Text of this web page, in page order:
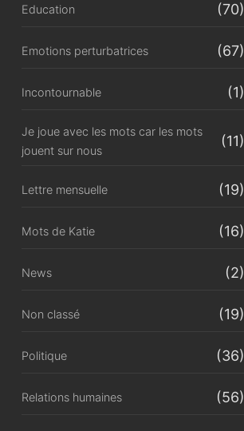
Education (70)
Emotions perturbatrices (67)
Incontournable (1)
Je joue avec les mots car les mots
jouent sur nous
(11)
Lettre mensuelle (19)
Mots de Katie (16)
News (2)
Non classé (19)
Politique (36)
Relations humaines (56)